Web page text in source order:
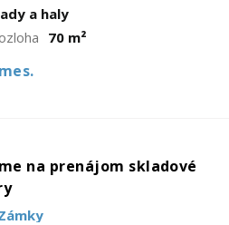
a haly
70 m²
na prenájom skladové